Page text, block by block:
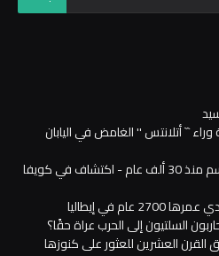
`` أتلانتس '' الغامض في اليابان
استخدم البشر الأصداف كزينة للجسم منذ 30 ألف عام - اكتشاف في كويفا
في إيطاليا
السلتيون إلى الحرب عراة حقًا؟
القرن العشرين للعثور على كنوزها